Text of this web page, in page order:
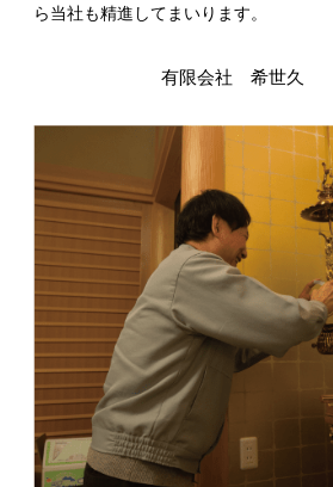
ら当社も精進してまいります。
有限会社 希世